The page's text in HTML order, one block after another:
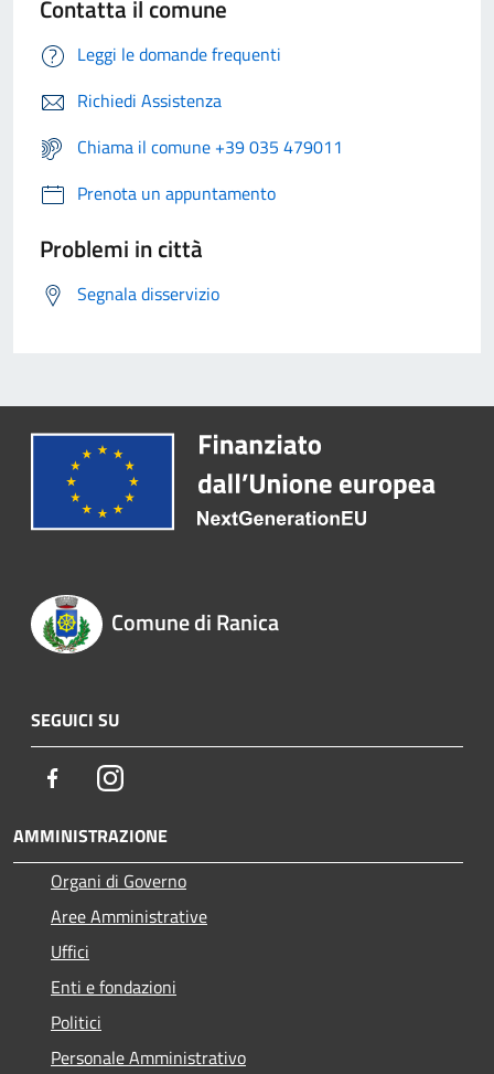
Contatta il comune
Leggi le domande frequenti
Richiedi Assistenza
Chiama il comune +39 035 479011
Prenota un appuntamento
Problemi in città
Segnala disservizio
Comune di Ranica
SEGUICI SU
FacebookInstagram
AMMINISTRAZIONE
Organi di Governo
Aree Amministrative
Uffici
Enti e fondazioni
Politici
Personale Amministrativo